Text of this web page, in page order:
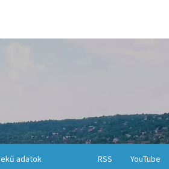
YouTube
RSS
adatok